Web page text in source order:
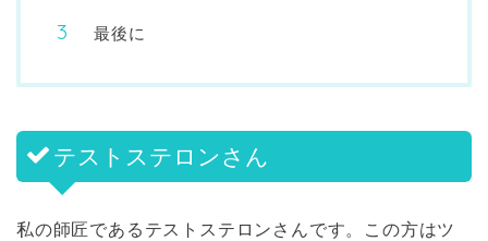
最後に
テストステロンさん
私の師匠であるテストステロンさんです。この方はツ